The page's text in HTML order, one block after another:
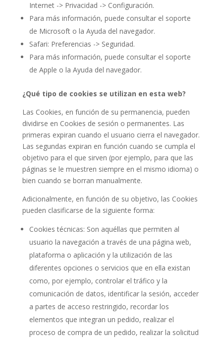
Internet -> Privacidad -> Configuración.
Para más información, puede consultar el soporte
de Microsoft o la Ayuda del navegador.
Safari: Preferencias -> Seguridad.
Para más información, puede consultar el soporte
de Apple o la Ayuda del navegador.
¿Qué tipo de cookies se utilizan en esta web?
Las Cookies, en función de su permanencia, pueden
dividirse en Cookies de sesión o permanentes. Las
primeras expiran cuando el usuario cierra el navegador.
Las segundas expiran en función cuando se cumpla el
objetivo para el que sirven (por ejemplo, para que las
páginas se le muestren siempre en el mismo idioma) o
bien cuando se borran manualmente.
Adicionalmente, en función de su objetivo, las Cookies
pueden clasificarse de la siguiente forma:
Cookies técnicas: Son aquéllas que permiten al
usuario la navegación a través de una página web,
plataforma o aplicación y la utilización de las
diferentes opciones o servicios que en ella existan
como, por ejemplo, controlar el tráfico y la
comunicación de datos, identificar la sesión, acceder
a partes de acceso restringido, recordar los
elementos que integran un pedido, realizar el
proceso de compra de un pedido, realizar la solicitud